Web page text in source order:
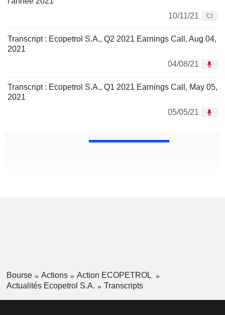
10/11/21
CI
Transcript : Ecopetrol S.A., Q2 2021 Earnings Call, Aug 04,
2021
04/08/21
Transcript : Ecopetrol S.A., Q1 2021 Earnings Call, May 05,
2021
05/05/21
Bourse Actions
Action ECOPETROL
Actualités Ecopetrol S.A.
Transcripts